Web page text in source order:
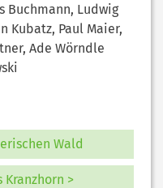
Buchmann, Ludwig
Kubatz, Paul Maier,
Ade Wörndle
Wald
>